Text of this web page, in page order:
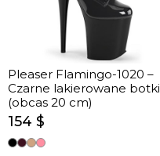
Pleaser Flamingo-1020 –
Czarne lakierowane botki
(obcas 20 cm)
154 $